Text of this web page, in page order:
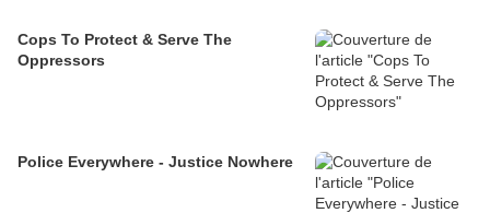
Cops To Protect & Serve The
Oppressors
Police Everywhere - Justice Nowhere